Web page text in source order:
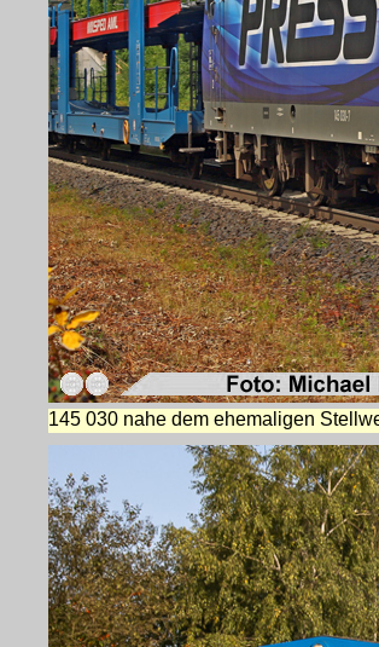
145 030 nahe dem ehemaligen